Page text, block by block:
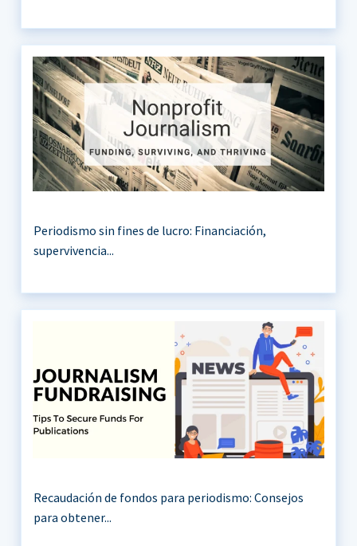
Periodismo sin fines de lucro: Financiación,
supervivencia...
Recaudación de fondos para periodismo: Consejos
para obtener...